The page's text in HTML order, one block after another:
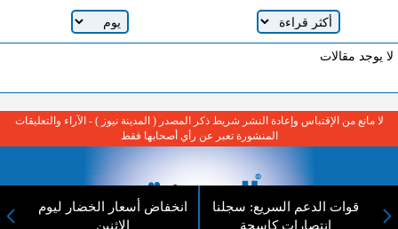
لا يوجد مقالات
قوات الدعم السريع: سجلنا
انتصارات كاسحة
انخفاض أسعار الخضار ليوم
الاثنين
لا مانع من الإقتباس وإعادة النشر شريط ذكر المصدر ( المدينة نيوز ) - الآراء والتعليقات
المنشورة تعبر عن رأي أصحابها فقط